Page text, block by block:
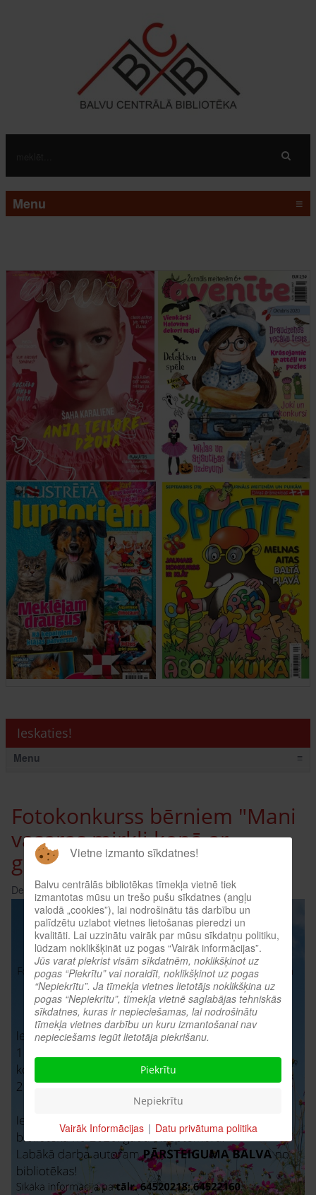
Menu ≡
Ieskaties!
Menu ≡
Fotokonkurss bērniem "Mani
vasaras mirkļi kopā ar
grāmatu"
Detaļas:Skatīts: 3199
Vietne izmanto sīkdatnes!
Balvu centrālās bibliotēkas tīmekļa vietnē tiek
izmantotas mūsu un trešo pušu sīkdatnes (angļu
valodā „cookies”), lai nodrošinātu tās darbību un
palīdzētu uzlabot vietnes lietošanas pieredzi un
kvalitāti. Lai uzzinātu vairāk par mūsu sīkdatņu politiku,
lūdzam noklikšķināt uz pogas “Vairāk informācijas”.
Jūs varat piekrist visām sīkdatnēm, noklikšķinot uz
pogas “Piekrītu” vai noraidīt, noklikšķinot uz pogas
“Nepiekrītu”. Ja tīmekļa vietnes lietotājs noklikšķina uz
pogas “Nepiekrītu”, tīmekļa vietnē saglabājas tehniskās
sīkdatnes, kuras ir nepieciešamas, lai nodrošinātu
tīmekļa vietnes darbību un kuru izmantošanai nav
nepieciešams iegūt lietotāja piekrišanu.
Piekrītu
Nepiekrītu
Vairāk Informācijas | Datu privātuma politika